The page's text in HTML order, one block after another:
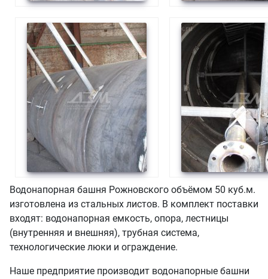
Водонапорная башня Рожновского объёмом 50 куб.м.
изготовлена из стальных листов. В комплект поставки
входят: водонапорная емкость, опора, лестницы
(внутренняя и внешняя), трубная система,
технологические люки и ограждение.
Наше предприятие производит водонапорные башни